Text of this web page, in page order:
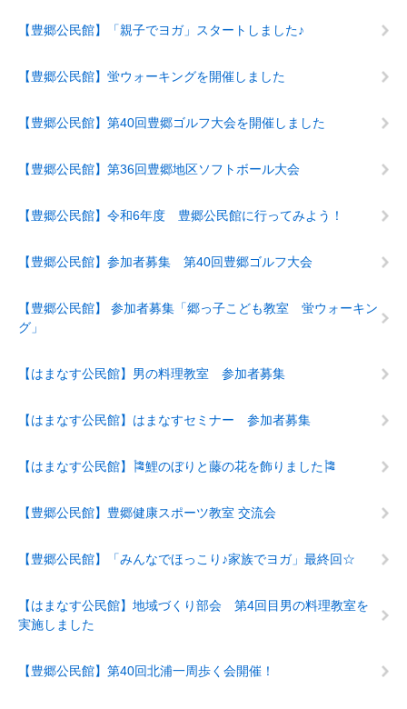
【豊郷公民館】「親子でヨガ」スタートしました♪
【豊郷公民館】蛍ウォーキングを開催しました
【豊郷公民館】第40回豊郷ゴルフ大会を開催しました
【豊郷公民館】第36回豊郷地区ソフトボール大会
【豊郷公民館】令和6年度 豊郷公民館に行ってみよう！
【豊郷公民館】参加者募集 第40回豊郷ゴルフ大会
【豊郷公民館】 参加者募集「郷っ子こども教室 蛍ウォーキン
グ」
【はまなす公民館】男の料理教室 参加者募集
【はまなす公民館】はまなすセミナー 参加者募集
【はまなす公民館】🎏鯉のぼりと藤の花を飾りました🎏
【豊郷公民館】豊郷健康スポーツ教室 交流会
【豊郷公民館】「みんなでほっこり♪家族でヨガ」最終回☆
【はまなす公民館】地域づくり部会 第4回目男の料理教室を
実施しました
【豊郷公民館】第40回北浦一周歩く会開催！